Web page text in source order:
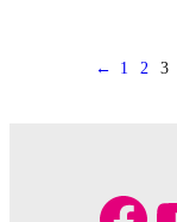
← 1 2 3